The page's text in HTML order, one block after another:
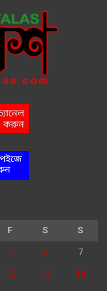
F S S
5 6 7
12 13 14